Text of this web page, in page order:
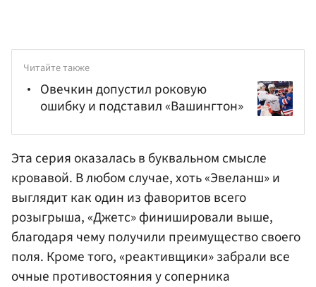
Читайте также
Овечкин допустил роковую
ошибку и подставил «Вашингтон»
Эта серия оказалась в буквальном смысле
кровавой. В любом случае, хоть «Эвеланш» и
выглядит как один из фаворитов всего
розыгрыша, «Джетс» финишировали выше,
благодаря чему получили преимущество своего
поля. Кроме того, «реактивщики» забрали все
очные противостояния у соперника